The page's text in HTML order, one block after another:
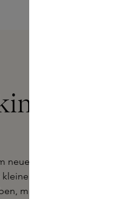
Mini-
Parfümkreationen zu
Fläschchen mit
mit verschiedenen